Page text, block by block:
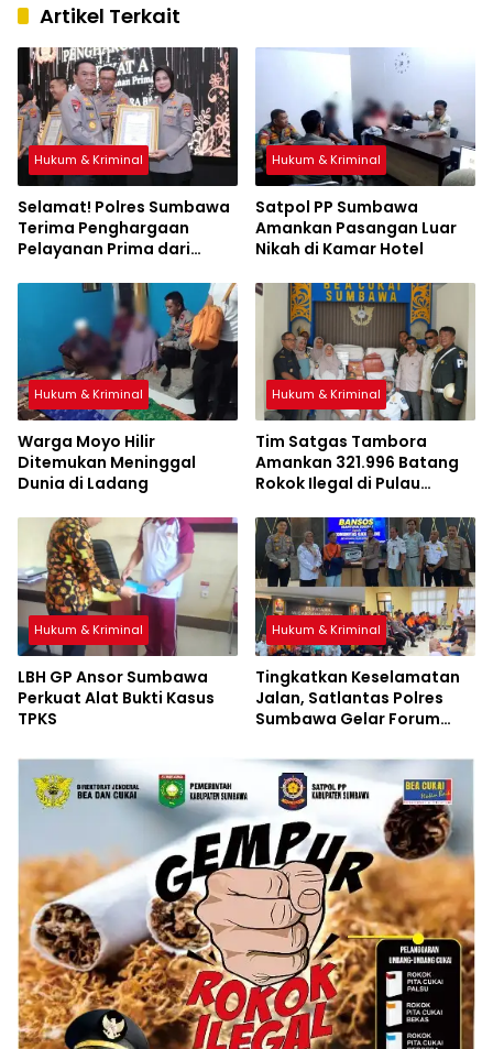
Artikel Terkait
Hukum & Kriminal
Selamat! Polres Sumbawa
Terima Penghargaan
Pelayanan Prima dari
Hukum & Kriminal
Satpol PP Sumbawa
Amankan Pasangan Luar
Nikah di Kamar Hotel
Hukum & Kriminal
Warga Moyo Hilir
Ditemukan Meninggal
Dunia di Ladang
Hukum & Kriminal
Tim Satgas Tambora
Amankan 321.996 Batang
Rokok Ilegal di Pulau
Hukum & Kriminal
LBH GP Ansor Sumbawa
Perkuat Alat Bukti Kasus
TPKS
Hukum & Kriminal
Tingkatkan Keselamatan
Jalan, Satlantas Polres
Sumbawa Gelar Forum
Bagikan Bansos